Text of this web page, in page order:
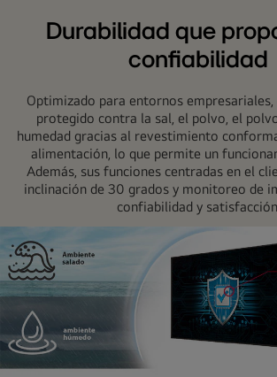
Durabilidad que
confiabilidad
Optimizado para entornos
protegido contra la sal, el polvo, el
humedad gracias al revestimiento
alimentación, lo que permite un
Además, sus funciones centradas en el
inclinación de 30 grados y monitoreo de
confiabilidad y